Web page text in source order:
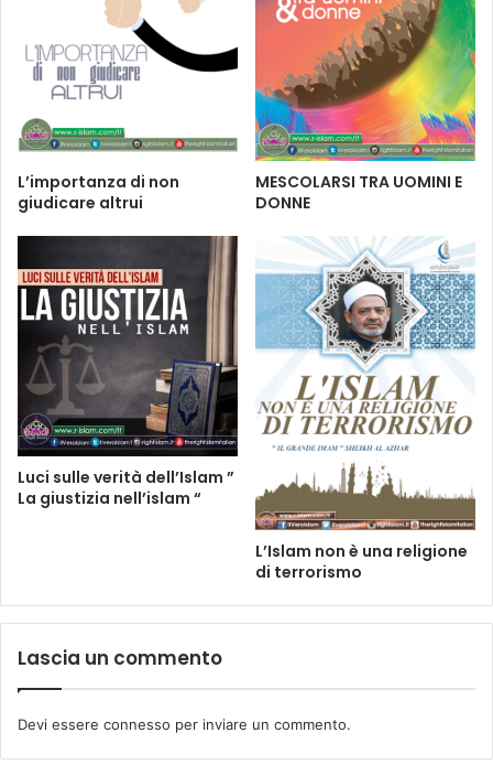
L’importanza di non
giudicare altrui
MESCOLARSI TRA UOMINI E
DONNE
Luci sulle verità dell’Islam ”
La giustizia nell’islam “
L’Islam non è una religione
di terrorismo
Lascia un commento
Devi essere connesso per inviare un commento.